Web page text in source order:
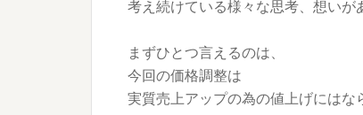
考え続けている様々な思考、想いが
まずひとつ言えるのは、
今回の価格調整は
実質売上アップの為の値上げにはな